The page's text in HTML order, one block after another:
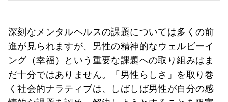
深刻なメンタルヘルスの課題については多くの前
進が見られますが、男性の精神的なウェルビーイ
ング（幸福）という重要な課題への取り組みはま
だ十分ではありません。「男性らしさ」を取り巻
く社会的ナラティブは、しばしば男性が自分の感